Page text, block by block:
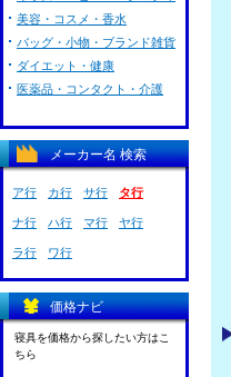
美容・コスメ・香水
バッグ・小物・ブランド雑貨
ダイエット・健康
医薬品・コンタクト・介護
メーカー名 検索
ア行 カ行 サ行 タ行
ナ行 ハ行 マ行 ヤ行
ラ行 ワ行
価格ナビ
寝具を価格から探したい方はこ
ちら